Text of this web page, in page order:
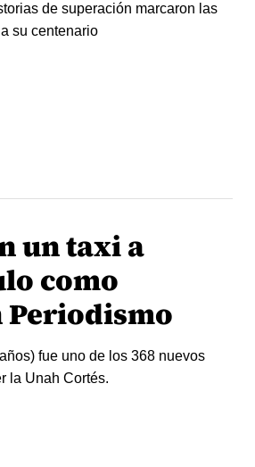
de superación marcaron las
su centenario
un taxi a
como
fue uno de los 368 nuevos
la Unah Cortés.